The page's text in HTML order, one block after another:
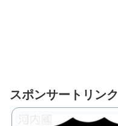
スポンサートリンク